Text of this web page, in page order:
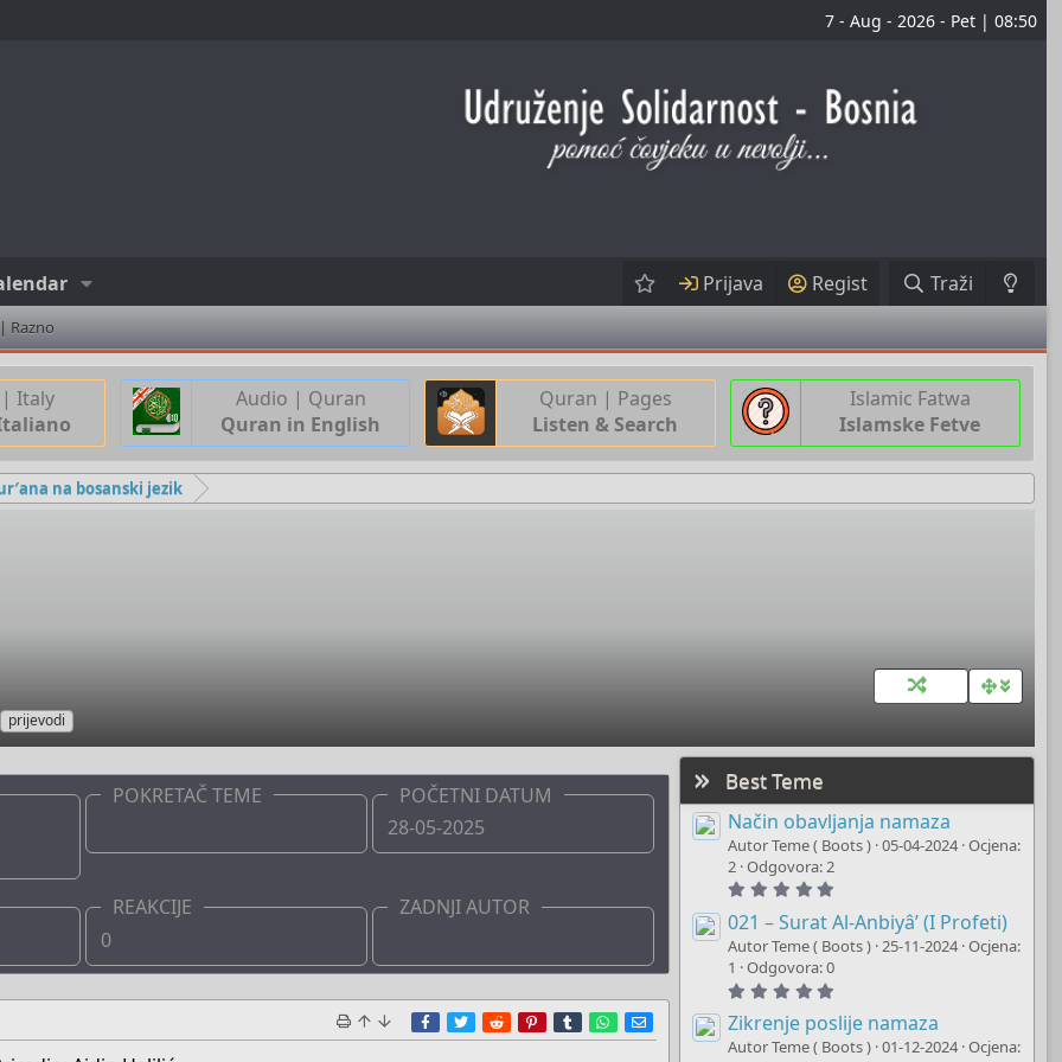
7 - Aug - 2026 - Pet | 08:50
Prijava Regist Traži
Razno
Italy
Audio | Quran
Quran in English
Quran | Pages
Listen & Search
Islamic Fatwa
Islamske Fetve
na bosanski jezik
prijevodi
POKRETAČ TEME
POČETNI DATUM
28-05-2025
REAKCIJE
0
ZADNJI AUTOR
Facebook
TwitterRedditPinterest
TumblrWhatsApp
E-mail
Best Teme
Način obavljanja namaza
Autor Teme ( Boots ) 05-04-2024 Ocjena:
2 Odgovora: 2
0
0
s
(
s
)
021 – Surat Al-Anbiyâ’ (I Profeti)
Autor Teme ( Boots ) 25-11-2024 Ocjena:
1
Odgovora: 0
0
0
s
Zikrenje poslije namaza
Autor Teme ( Boots ) 01-12-2024 Ocjena: